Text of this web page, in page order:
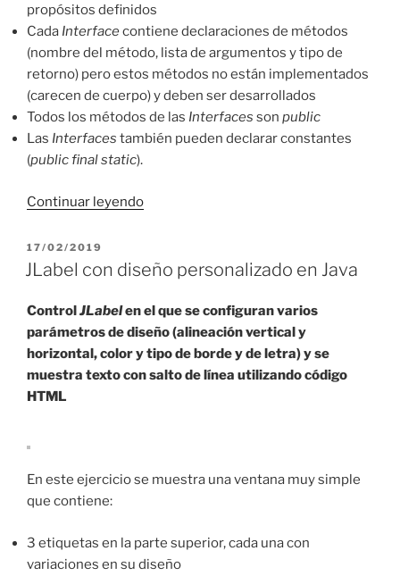
propósitos definidos
Cada Interfacecontiene declaraciones de métodos
(nombre del método, lista de argumentos y tipo de
retorno) pero estos métodos no están implementados
(carecen de cuerpo) y deben ser desarrollados
Todos los métodos de las Interfaces son public
Las Interfaces también pueden declarar constantes
(public final static).
Continuar leyendo«Acciones
con
PUBLICADO
EL
17/02/2019
JLabel con diseño personalizado en Java
Control JLabelen el que se configuran varios
parámetros de diseño (alineación vertical y
horizontal, color y tipo de borde y de letra) y se
muestra texto con salto de línea utilizando código
HTML
En este ejercicio se muestra una ventana muy simple
que contiene:
3 etiquetas en la parte superior, cada una con
variaciones en su diseño